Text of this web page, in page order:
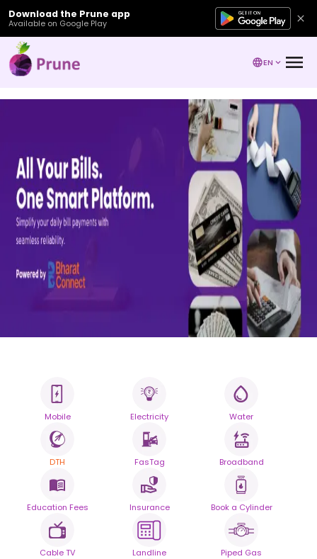
Download the Prune app
Available on Google Play
EN
آپ کے تمام بل۔
ایک سمارٹ پلیٹ فارم۔
اپنی روزمرہ کی بل کی ادائیگیوں کو
ہموار بھروسے کے ساتھ آسان بنائیں۔
پیش کردہ
Mobile Electricity Water
DTH FasTag Broadband
Education Fees Insurance Book a Cylinder
Cable TV Landline Piped Gas